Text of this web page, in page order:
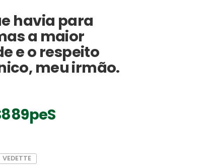
havia para
a maior
e o respeito
meu irmão.
VEDETTE